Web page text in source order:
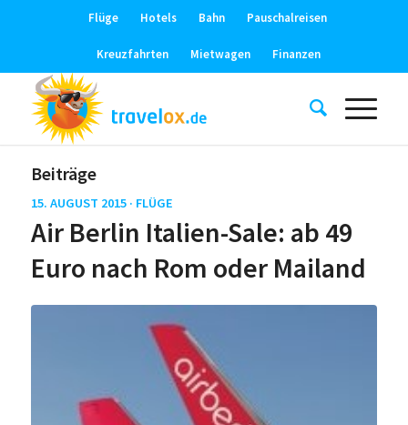
Flüge Hotels Bahn Pauschalreisen
Kreuzfahrten Mietwagen Finanzen
Beiträge
15. AUGUST 2015 · FLÜGE
Air Berlin Italien-Sale: ab 49
Euro nach Rom oder Mailand